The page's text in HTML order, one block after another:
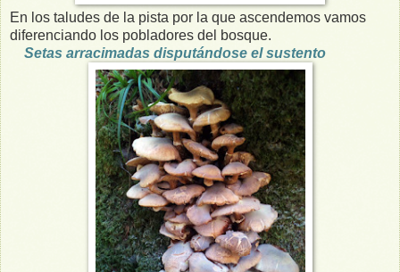
En los taludes de la pista por la que ascendemos vamos
diferenciando los pobladores del bosque.
Setas arracimadas disputándose el sustento